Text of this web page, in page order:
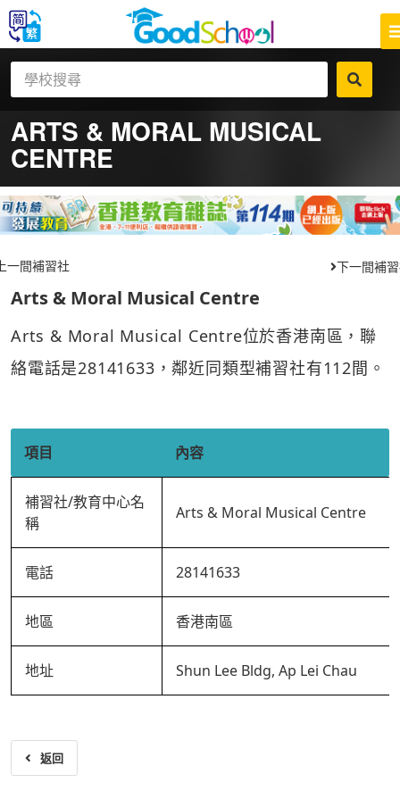
ARTS & MORAL MUSICAL
CENTRE
一間補習社 下一間補
Arts & Moral Musical Centre
Arts & Moral Musical Centre位於香港南區，聯
絡電話是28141633，鄰近同類型補習社有112間。
項目 內容
補習社/教育中心名
稱
Arts & Moral Musical Centre
電話 28141633
地區 香港南區
地址 Shun Lee Bldg, Ap Lei Chau
返回